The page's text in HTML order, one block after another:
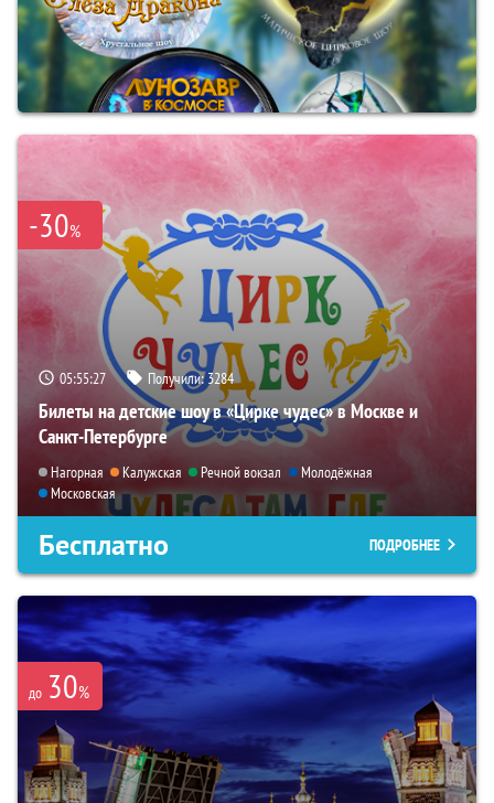
-30%
05:55:26 Получили:3284
Билеты на детские шоу в «Цирке чудес» в Москве и
Санкт-Петербурге
Нагорная Калужская Речной вокзал
Молодёжная
Московская
Бесплатно ПОДРОБНЕЕ
до 30%